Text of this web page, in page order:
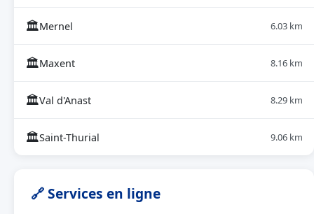
🏛Mernel 6.03 km
🏛Maxent 8.16 km
🏛Val d'Anast 8.29 km
🏛Saint-Thurial 9.06 km
🔗 Services en ligne